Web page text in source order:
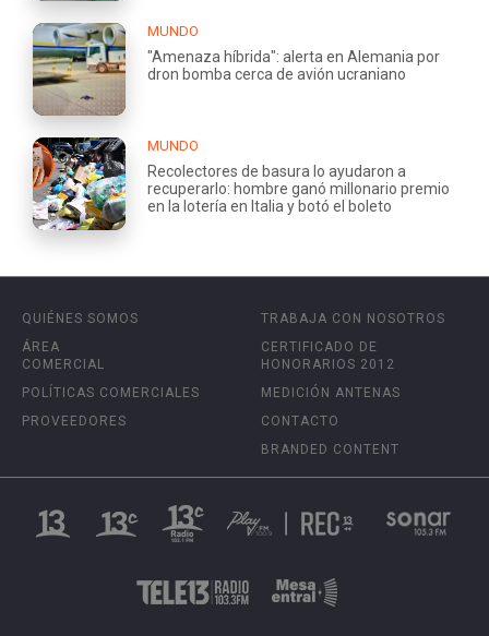
MUNDO
"Amenaza híbrida": alerta en Alemania por
dron bomba cerca de avión ucraniano
MUNDO
Recolectores de basura lo ayudaron a
recuperarlo: hombre ganó millonario premio
en la lotería en Italia y botó el boleto
QUIÉNES SOMOS
ÁREA
COMERCIAL
POLÍTICAS COMERCIALES
PROVEEDORES
TRABAJA CON NOSOTROS
CERTIFICADO DE
HONORARIOS 2012
MEDICIÓN ANTENAS
CONTACTO
BRANDED CONTENT